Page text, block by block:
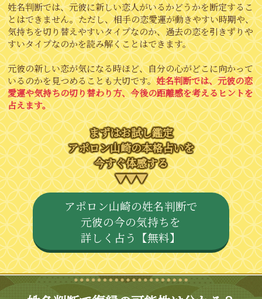
姓名判断では、元彼に新しい恋人がいるかどうかを断定するこ
とはできません。ただし、相手の恋愛運が動きやすい時期や、
気持ちを切り替えやすいタイプなのか、過去の恋を引きずりや
すいタイプなのかを読み解くことはできます。
元彼の新しい恋が気になる時ほど、自分の心がどこに向かって
いるのかを見つめることも大切です。姓名判断では、元彼の恋
愛運や気持ちの切り替わり方、今後の距離感を考えるヒントを
占えます。
まずはお試し鑑定
アポロン山崎の本格占いを
今すぐ体感する
▼▼▼
アポロン山崎の姓名判断で
元彼の今の気持ちを
詳しく占う【無料】